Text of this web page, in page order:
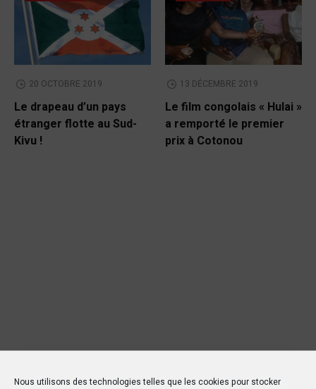
Nous utilisons des technologies telles que les cookies pour stocker
20 OCTOBRE 2019
Le drapeau d’un pays
étranger flotte au Sud-
Kivu !
13 DÉCEMBRE 2019
Le film congolais « Hulai »
a remporté le premier
prix à Cotonou